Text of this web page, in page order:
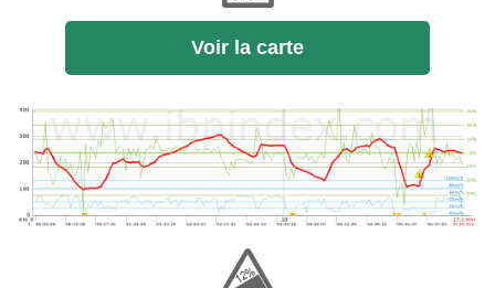
Voir la carte